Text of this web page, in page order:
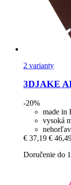
2 varianty
3DJAKE
-20%
made in
vysoká
€ 37,19 €
Doručenie do